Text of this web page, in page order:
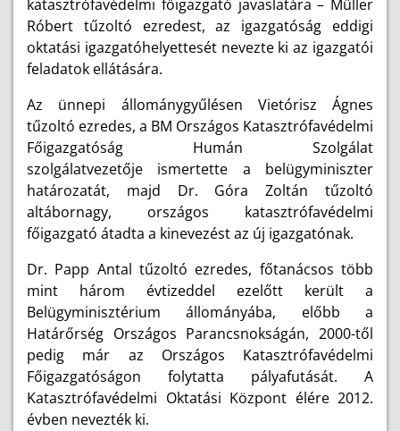
katasztrófavédelmi főigazgató javaslatára – Müller
Róbert tűzoltó ezredest, az igazgatóság eddigi
oktatási igazgatóhelyettesét nevezte ki az igazgatói
feladatok ellátására.
Az ünnepi állománygyűlésen Vietórisz Ágnes
tűzoltó ezredes, a BM Országos Katasztrófavédelmi
Főigazgatóság Humán Szolgálat
szolgálatvezetője ismertette a belügyminiszter
határozatát, majd Dr. Góra Zoltán tűzoltó
altábornagy, országos katasztrófavédelmi
főigazgató átadta a kinevezést az új igazgatónak.
Dr. Papp Antal tűzoltó ezredes, főtanácsos több
mint három évtizeddel ezelőtt került a
Belügyminisztérium állományába, előbb a
Határőrség Országos Parancsnokságán, 2000-től
pedig már az Országos Katasztrófavédelmi
Főigazgatóságon folytatta pályafutását. A
Katasztrófavédelmi Oktatási Központ élére 2012.
évben nevezték ki.